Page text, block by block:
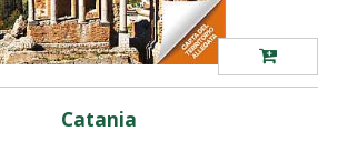
Catania